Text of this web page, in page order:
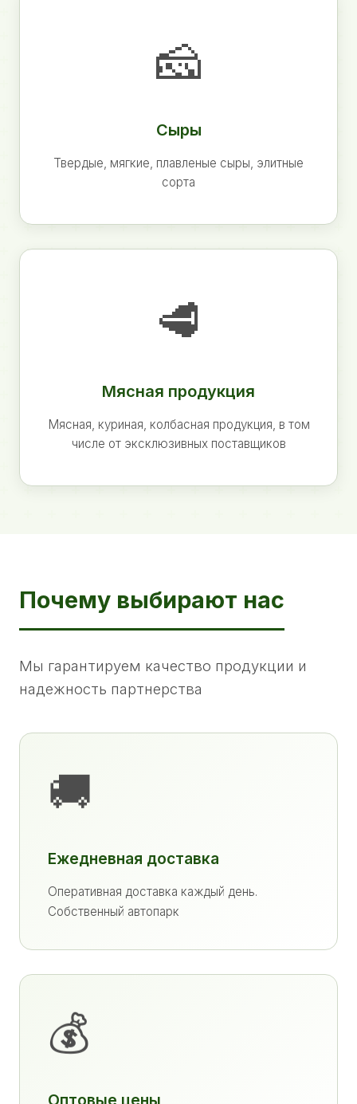
🧀
Сыры
Твердые, мягкие, плавленые сыры, элитные
сорта
🥩
Мясная продукция
Мясная, куриная, колбасная продукция, в том
числе от эксклюзивных поставщиков
Почему выбирают нас
Мы гарантируем качество продукции и
надежность партнерства
🚚
Ежедневная доставка
Оперативная доставка каждый день.
Собственный автопарк
💰
Оптовые цены